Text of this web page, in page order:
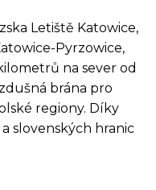
Letiště Katowice,
Pyrzowice,
na sever od
brána pro
regiony. Díky
slovenských hranic